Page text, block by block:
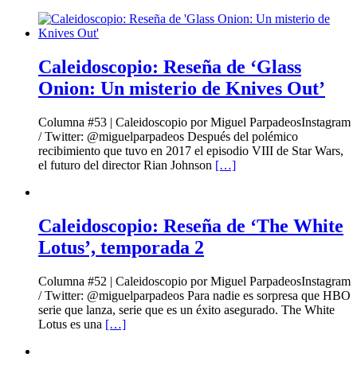
Caleidoscopio: Reseña de ‘Glass
Onion: Un misterio de Knives Out’
Columna #53 | Caleidoscopio por Miguel ParpadeosInstagram
/ Twitter: @miguelparpadeos Después del polémico
recibimiento que tuvo en 2017 el episodio VIII de Star Wars,
el futuro del director Rian Johnson […]
Caleidoscopio: Reseña de ‘The White
Lotus’, temporada 2
Columna #52 | Caleidoscopio por Miguel ParpadeosInstagram
/ Twitter: @miguelparpadeos Para nadie es sorpresa que HBO
serie que lanza, serie que es un éxito asegurado. The White
Lotus es una […]